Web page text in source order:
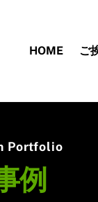
HOME ご
Portfolio
例